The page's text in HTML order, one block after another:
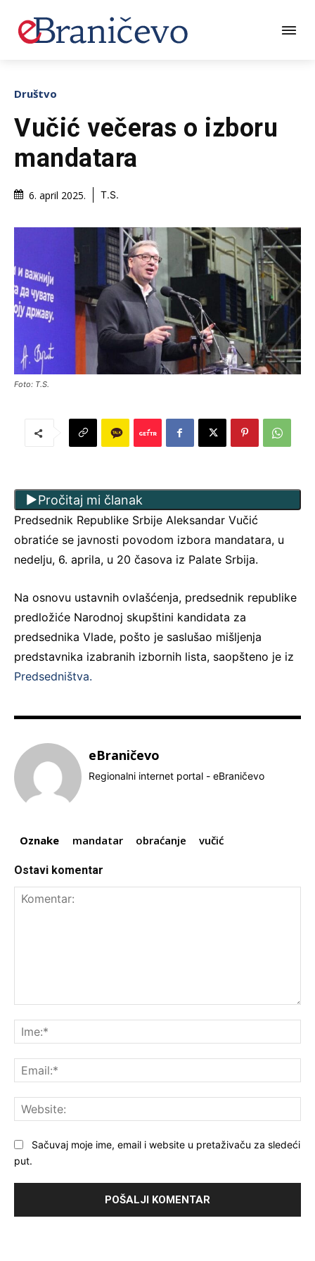
Društvo
Vučić večeras o izboru
mandatara
6. april 2025. T.S.
Foto: T.S.
Pročitaj mi članak
Predsednik Republike Srbije Aleksandar Vučić
obratiće se javnosti povodom izbora mandatara, u
nedelju, 6. aprila, u 20 časova iz Palate Srbija.
Na osnovu ustavnih ovlašćenja, predsednik republike
predložiće Narodnoj skupštini kandidata za
predsednika Vlade, pošto je saslušao mišljenja
predstavnika izabranih izbornih lista, saopšteno je iz
Predsedništva.
eBraničevo
Regionalni internet portal - eBraničevo
Oznake mandatar obraćanje vučić
Ostavi komentar
Sačuvaj moje ime, email i website u pretaživaču za sledeći
put.